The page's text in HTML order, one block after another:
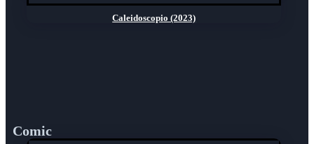
Caleidoscopio (2023)
Comic